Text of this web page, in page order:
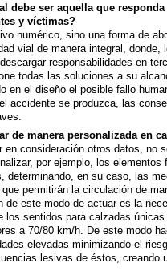
debe ser aquella que
y víctimas?
numérico, sino una forma de
vial de manera integral, donde,
responsabilidades en
todas las soluciones a su
en el diseño el posible fallo
accidente se produzca, las
de manera personalizada en
en consideración otros datos, no
por ejemplo, los elementos
determinando, en su caso, las
permitirán la circulación de
de este modo de actuar es la
los sentidos para calzadas únicas
a 70/80 km/h. De este modo
elevadas minimizando el
lesivas de éstos, creando